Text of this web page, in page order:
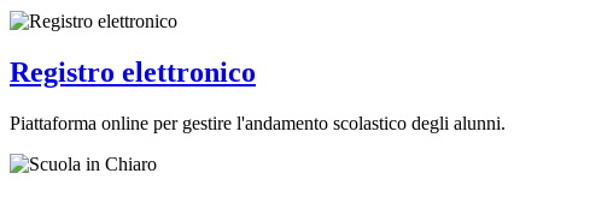
Registro elettronico
Piattaforma online per gestire l'andamento scolastico degli alunni.